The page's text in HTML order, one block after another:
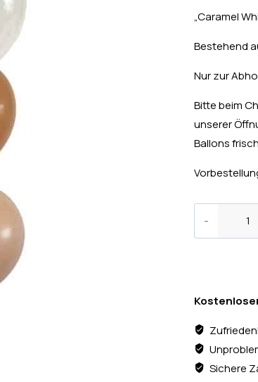
„Caramel
Bestehend
Nur zur
Bitte beim
unserer
Ballons
Sichere